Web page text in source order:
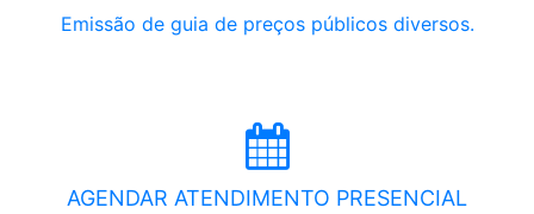
Emissão de guia de preços públicos diversos.
AGENDAR ATENDIMENTO PRESENCIAL